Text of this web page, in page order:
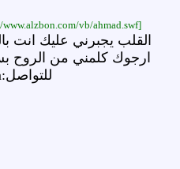
[flash=http://www.alzbon.com/vb/ahmad.swf]WIDTH=500 HEIGHT=250[/flash]
القلب يجبرني عليك انت
ارجوك كلمني من الروح
للتواصل:s79k@hotmail.com